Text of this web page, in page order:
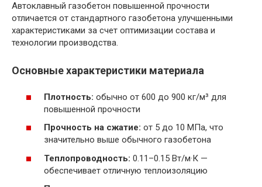
Автоклавный газобетон повышенной прочности
отличается от стандартного газобетона улучшенными
характеристиками за счет оптимизации состава и
технологии производства.
Основные характеристики материала
Плотность: обычно от 600 до 900 кг/м³ для
повышенной прочности
Прочность на сжатие: от 5 до 10 МПа, что
значительно выше обычного газобетона
Теплопроводность: 0.11–0.15 Вт/м·К —
обеспечивает отличную теплоизоляцию